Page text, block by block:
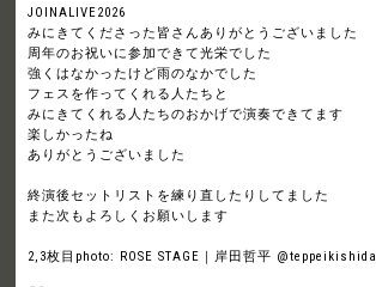
JOINALIVE2026
みにきてくださった皆さんありがとうございました
周年のお祝いに参加できて光栄でした
強くはなかったけど雨のなかでした
フェスを作ってくれる人たちと
みにきてくれる人たちのおかげで演奏できてます
楽しかったね
ありがとうございました
終演後セットリストを練り直したりしてました
また次もよろしくお願いします
2,3枚目photo: ROSE STAGE｜岸田哲平 @teppeikishida